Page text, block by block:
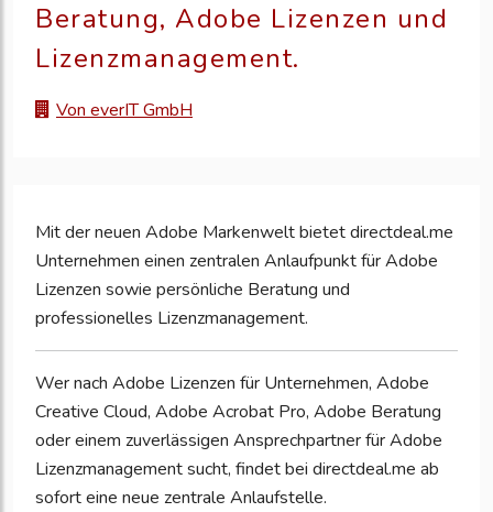
Beratung, Adobe Lizenzen und
Lizenzmanagement.
Von everIT GmbH
Mit der neuen Adobe Markenwelt bietet directdeal.me
Unternehmen einen zentralen Anlaufpunkt für Adobe
Lizenzen sowie persönliche Beratung und
professionelles Lizenzmanagement.
Wer nach Adobe Lizenzen für Unternehmen, Adobe
Creative Cloud, Adobe Acrobat Pro, Adobe Beratung
oder einem zuverlässigen Ansprechpartner für Adobe
Lizenzmanagement sucht, findet bei directdeal.me ab
sofort eine neue zentrale Anlaufstelle.